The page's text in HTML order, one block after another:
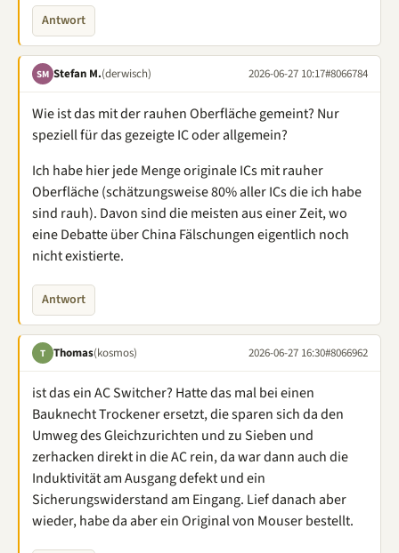
Antwort
SM Stefan M.(derwisch) 2026-06-27 10:17#8066784
Wie ist das mit der rauhen Oberfläche gemeint? Nur
speziell für das gezeigte IC oder allgemein?
Ich habe hier jede Menge originale ICs mit rauher
Oberfläche (schätzungsweise 80% aller ICs die ich habe
sind rauh). Davon sind die meisten aus einer Zeit, wo
eine Debatte über China Fälschungen eigentlich noch
nicht existierte.
Antwort
T Thomas(kosmos) 2026-06-27 16:30#8066962
ist das ein AC Switcher? Hatte das mal bei einen
Bauknecht Trockener ersetzt, die sparen sich da den
Umweg des Gleichzurichten und zu Sieben und
zerhacken direkt in die AC rein, da war dann auch die
Induktivität am Ausgang defekt und ein
Sicherungswiderstand am Eingang. Lief danach aber
wieder, habe da aber ein Original von Mouser bestellt.